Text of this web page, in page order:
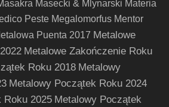
Masecki & Mlynarski Materia
Peste Megalomorfus Mentor
Puenta 2017 Metalowe
Metalowe Zakończenie Roku
Roku 2018 Metalowy
Metalowy Początek Roku 2024
Roku 2025 Metalowy Początek